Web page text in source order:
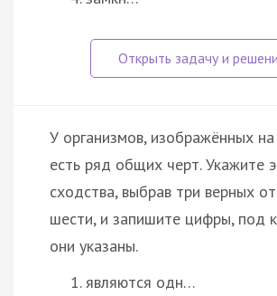
У организмов, изображённых на
есть ряд общих черт. Укажите
сходства, выбрав три верных
шести, и запишите цифры, под
они указаны.
являются одн…